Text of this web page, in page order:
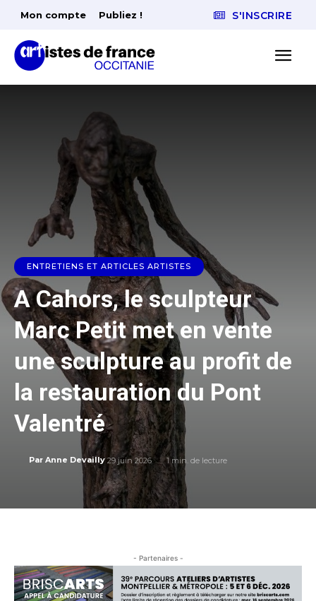
Mon compte Publiez ! S'INSCRIRE
ENTRETIENS ET ARTICLES ARTISTES
A Cahors, le sculpteur
Marc Petit met en vente
une sculpture au profit de
la restauration du Pont
Valentré
Par Anne Devailly 29 juin 2026 1min. de lecture
- Partenaires -